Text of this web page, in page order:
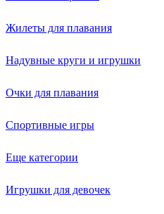
Жилеты для плавания
Надувные круги и игрушки
Очки для плавания
Спортивные игры
Еще категории
Игрушки для девочек